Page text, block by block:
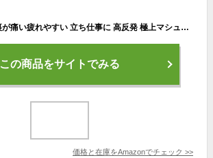
[アクティカ] 足の裏が痛い疲れやすい 立ち仕事に 高反発 極上マシュマロインソール 足を柔らかく包み込む 衝撃吸収インソール マシュマロイン メンズ ブルー M(25.0~26.5cm)
この商品をサイトでみる
価格と在庫をAmazonでチェック >>